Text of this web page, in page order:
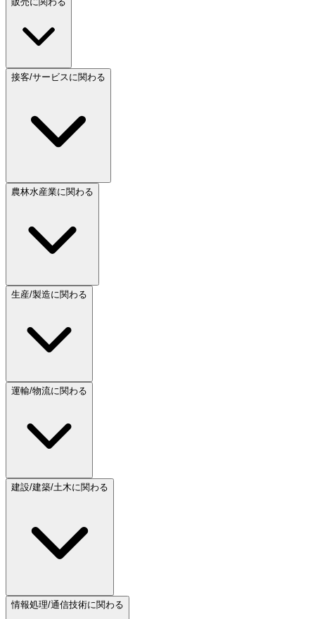
接客/サービスに関わる
農林水産業に関わる
生産/製造に関わる
運輸/物流に関わる
建設/建築/土木に関わる
情報処理/通信技術に関わる